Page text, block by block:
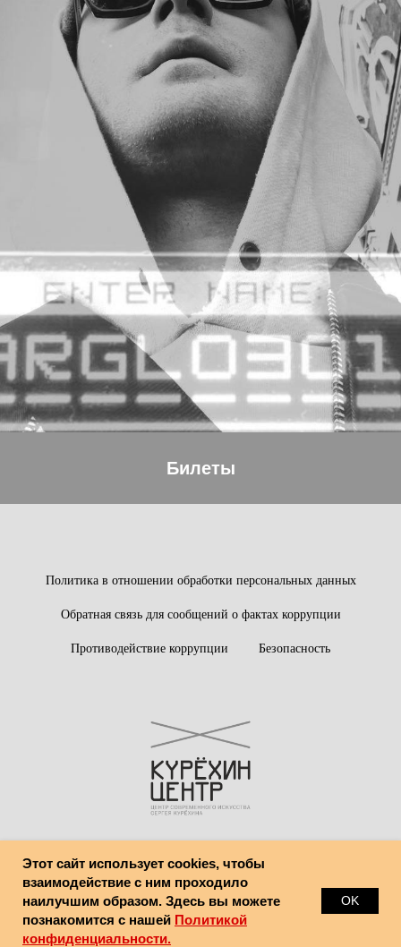
Билеты
Политика в отношении обработки персональных данных
Обратная связь для сообщений о фактах коррупции
Противодействие коррупции Безопасность
© Центр современного искусства имени Сергея Курёхина
Этот сайт использует cookies, чтобы
взаимодействие с ним проходило
наилучшим образом. Здесь вы можете
познакомится с нашей Политикой
конфиденциальности.
OK